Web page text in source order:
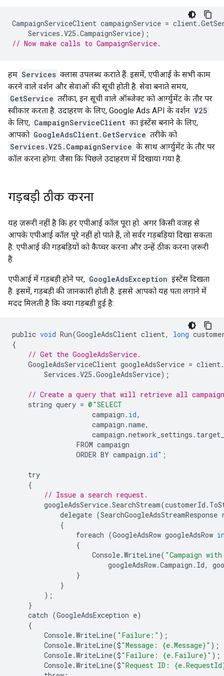
CampaignServiceClient campaignService = client.
Services .V25 .CampaignService);
// Now make calls to CampaignService.
हम Services क्लास उपलब्ध कराते हैं. इसमें, एपीआई के सभी काम
करने वाले वर्शन और सेवाओं की सूची होती है. सेवा बनाते समय,
GetService तरीका, इन सूची वाले ऑब्जेक्ट को आर्ग्युमेंट के तौर पर
स्वीकार करता है. उदाहरण के लिए, Google Ads API के वर्शन V25
के लिए, CampaignServiceClient का इंस्टेंस बनाने के लिए,
आपको GoogleAdsClient.GetService तरीके को
Services.V25.CampaignService के साथ आर्ग्युमेंट के तौर पर
कॉल करना होगा. जैसा कि पिछले उदाहरण में दिखाया गया है.
गड़बड़ी ठीक करना
यह ज़रूरी नहीं है कि हर एपीआई कॉल पूरा हो. अगर किसी वजह से
आपके एपीआई कॉल पूरे नहीं हो पाते हैं, तो सर्वर गड़बड़ियां दिखा सकता
है. एपीआई की गड़बड़ियों को कैप्चर करना और उन्हें ठीक करना ज़रूरी
है.
एपीआई में गड़बड़ी होने पर, GoogleAdsException इंस्टेंस दिखता
है. इसमें, गड़बड़ी की जानकारी होती है. इससे आपको यह पता लगाने में
मदद मिलती है कि क्या गड़बड़ी हुई है:
public void Run(GoogleAdsClient client, long
{
// Get the GoogleAdsService.
GoogleAdsServiceClient googleAdsService = client.
Services .V25 .GoogleAdsService);
// Create a query that will retrieve all
string query = @"SELECT
campaign . id,
campaign .name,
campaign .network_settings .
FROM campaign
ORDER BY campaign . id";
try
{
// Issue a search request.
googleAdsService.SearchStream(customerId .
delegate (SearchGoogleAdsStreamResponse
{
foreach (GoogleAdsRow googleAdsRow
{
Console.WriteLine( "Campaign
googleAdsRow.Campaign . Id,
}
}
);
}
catch (GoogleAdsException e)
{
Console.WriteLine( "Failure:" );
Console.WriteLine($"Message: {e.Message}" );
Console.WriteLine($"Failure: {e.Failure}" );
Console.WriteLine($"Request ID: